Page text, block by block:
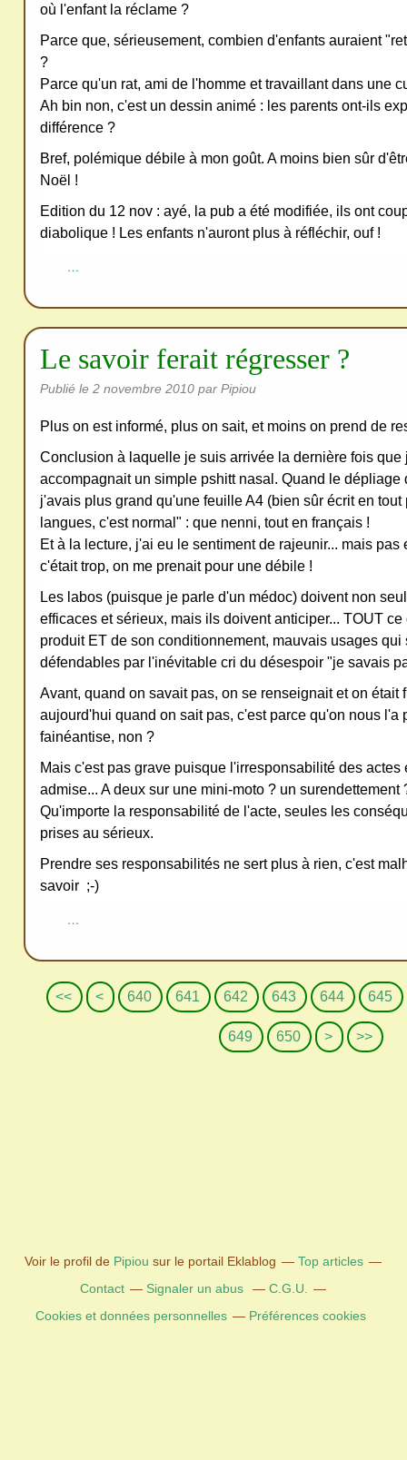
où l'enfant la réclame ?
Parce que, sérieusement, combien d'enfants auraient
?
Parce qu'un rat, ami de l'homme et travaillant dans une
Ah bin non, c'est un dessin animé : les parents ont-ils
différence ?
Bref, polémique débile à mon goût. A moins bien sûr
Noël !
Edition du 12 nov : ayé, la pub a été modifiée, ils ont
diabolique ! Les enfants n'auront plus à réfléchir, ouf !
…
Le savoir ferait régresser ?
Publié le 2 novembre 2010 par Pipiou
Plus on est informé, plus on sait, et moins on prend de
Conclusion à laquelle je suis arrivée la dernière fois
accompagnait un simple pshitt nasal. Quand le dépliage
j'avais plus grand qu'une feuille A4 (bien sûr écrit en
langues, c'est normal" : que nenni, tout en français !
Et à la lecture, j'ai eu le sentiment de rajeunir... mais
c'était trop, on me prenait pour une débile !
Les labos (puisque je parle d'un médoc) doivent non
efficaces et sérieux, mais ils doivent anticiper... TOUT
produit ET de son conditionnement, mauvais usages qui
défendables par l'inévitable cri du désespoir "je savais
Avant, quand on savait pas, on se renseignait et on était
aujourd'hui quand on sait pas, c'est parce qu'on nous l'a
fainéantise, non ?
Mais c'est pas grave puisque l'irresponsabilité des actes
admise... A deux sur une mini-moto ? un surendettement
Qu'importe la responsabilité de l'acte, seules les
prises au sérieux.
Prendre ses responsabilités ne sert plus à rien, c'est
savoir ;-)
…
<< <
6
6
6
6
640 641 642 643 644 645
649 650 > >>
Voir le profil de Pipiou sur le portail Eklablog
Top articles
Contact
Signaler un abus
C.G.U.
Cookies et données personnelles
Préférences cookies